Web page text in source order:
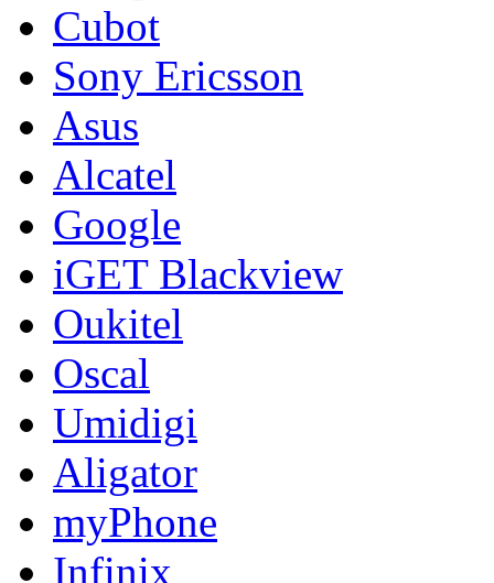
Cubot
Sony Ericsson
Asus
Alcatel
Google
iGET Blackview
Oukitel
Oscal
Umidigi
Aligator
myPhone
Infinix